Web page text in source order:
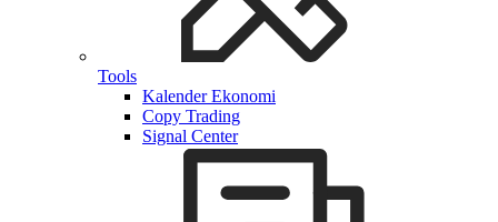
Tools
Kalender Ekonomi
Copy Trading
Signal Center